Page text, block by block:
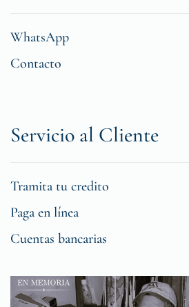
WhatsApp
Contacto
Servicio al Cliente
Tramita tu credito
Paga en línea
Cuentas bancarias